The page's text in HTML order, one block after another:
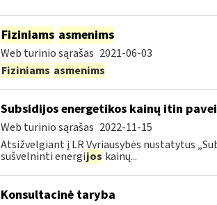
Fiziniams asmenims
Web turinio sąrašas 2021-06-03
Fiziniams asmenims
Subsidijos energetikos kainų itin
Web turinio sąrašas 2022-11-15
Atsižvelgiant į LR Vyriausybės nustatytus
sušvelninti energijos kainų...
Konsultacinė taryba